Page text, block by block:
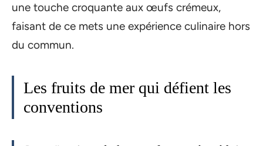
une touche croquante aux œufs crémeux,
faisant de ce mets une expérience culinaire hors
du commun.
Les fruits de mer qui défient les
conventions